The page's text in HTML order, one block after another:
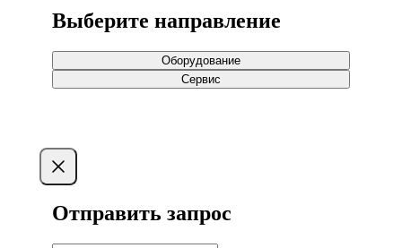
Выберите направление
Оборудование
Сервис
Отправить запрос